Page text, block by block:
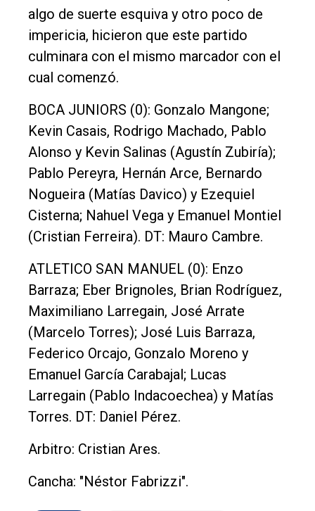
algo de suerte esquiva y otro poco de
impericia, hicieron que este partido
culminara con el mismo marcador con el
cual comenzó.
BOCA JUNIORS (0): Gonzalo Mangone;
Kevin Casais, Rodrigo Machado, Pablo
Alonso y Kevin Salinas (Agustín Zubiría);
Pablo Pereyra, Hernán Arce, Bernardo
Nogueira (Matías Davico) y Ezequiel
Cisterna; Nahuel Vega y Emanuel Montiel
(Cristian Ferreira). DT: Mauro Cambre.
ATLETICO SAN MANUEL (0): Enzo
Barraza; Eber Brignoles, Brian Rodríguez,
Maximiliano Larregain, José Arrate
(Marcelo Torres); José Luis Barraza,
Federico Orcajo, Gonzalo Moreno y
Emanuel García Carabajal; Lucas
Larregain (Pablo Indacoechea) y Matías
Torres. DT: Daniel Pérez.
Arbitro: Cristian Ares.
Cancha: "Néstor Fabrizzi".